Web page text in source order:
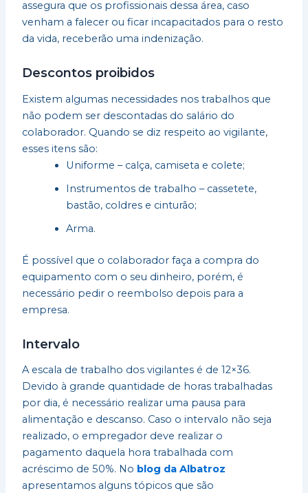
assegura que os profissionais dessa área, caso
venham a falecer ou ficar incapacitados para o resto
da vida, receberão uma indenização.
Descontos proibidos
Existem algumas necessidades nos trabalhos que
não podem ser descontadas do salário do
colaborador. Quando se diz respeito ao vigilante,
esses itens são:
Uniforme – calça, camiseta e colete;
Instrumentos de trabalho – cassetete,
bastão, coldres e cinturão;
Arma.
É possível que o colaborador faça a compra do
equipamento com o seu dinheiro, porém, é
necessário pedir o reembolso depois para a
empresa.
Intervalo
A escala de trabalho dos vigilantes é de 12×36.
Devido à grande quantidade de horas trabalhadas
por dia, é necessário realizar uma pausa para
alimentação e descanso. Caso o intervalo não seja
realizado, o empregador deve realizar o
pagamento daquela hora trabalhada com
acréscimo de 50%. No blog da Albatroz
apresentamos alguns tópicos que são